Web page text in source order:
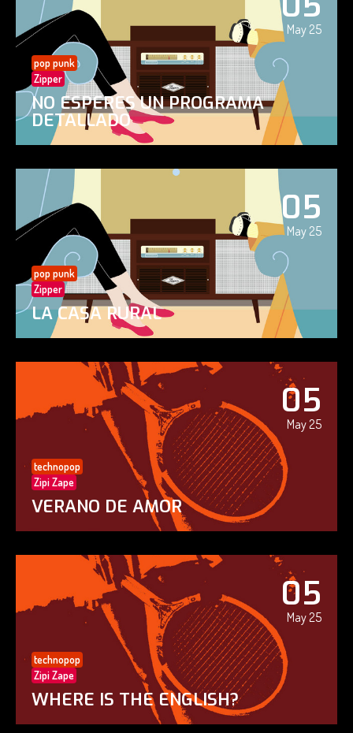
May 25
pop punk
Zipper
NO ESPERES UN PROGRAMA
DETALLADO
05
May 25
pop punk
Zipper
LA CASA RURAL
05
May 25
technopop
Zipi Zape
VERANO DE AMOR
05
May 25
technopop
Zipi Zape
WHERE IS THE ENGLISH?